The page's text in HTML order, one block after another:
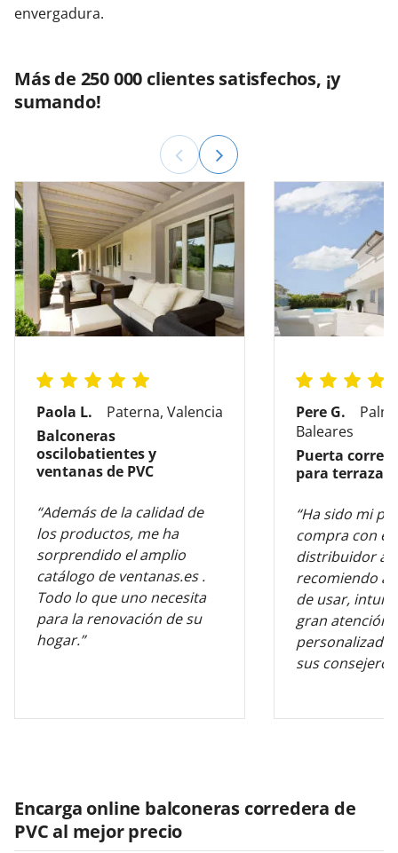
envergadura.
Más de 250 000 clientes satisfechos, ¡y
sumando!
Paola L.
Paterna, Valencia
Balconeras
oscilobatientes y
ventanas de PVC
“Además de la calidad de
los productos, me ha
sorprendido el amplio
catálogo de ventanas.es .
Todo lo que uno necesita
para la renovación de su
hogar.”
Pere G.
Baleares
Puerta
para terraza
“Ha sido mi
compra con
distribuidor
recomiendo al
de usar,
gran atención
personalizada
sus
Encarga online balconeras corredera de
PVC al mejor precio